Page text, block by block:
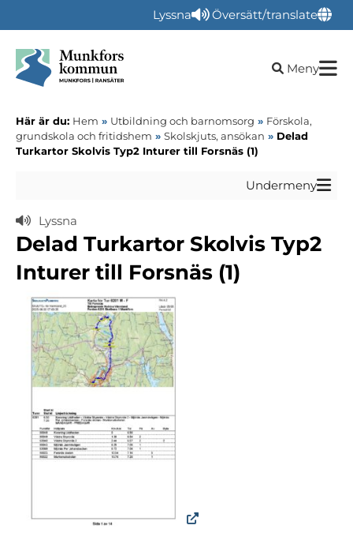
Lyssna Översätt/translate
Öppna
Meny
Här är du: Hem » Utbildning och barnomsorg » Förskola,
grundskola och fritidshem » Skolskjuts, ansökan » Delad
Turkartor Skolvis Typ2 Inturer till Forsnäs (1)
Undermeny
Lyssna
Delad Turkartor Skolvis Typ2
Inturer till Forsnäs (1)